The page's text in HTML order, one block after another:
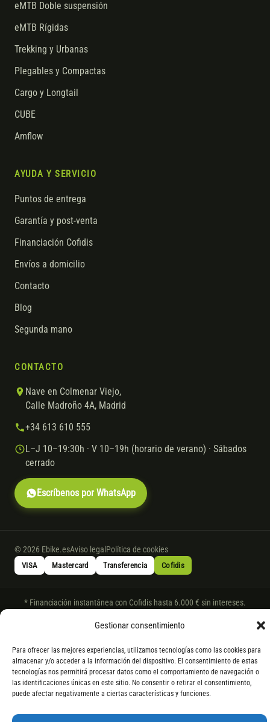
Gestionar consentimiento
Para ofrecer las mejores experiencias, utilizamos tecnologías como las cookies para
almacenar y/o acceder a la información del dispositivo. El consentimiento de estas
tecnologías nos permitirá procesar datos como el comportamiento de navegación o
las identificaciones únicas en este sitio. No consentir o retirar el consentimiento,
puede afectar negativamente a ciertas características y funciones.
eMTB Doble suspensión
eMTB Rígidas
Trekking y Urbanas
Plegables y Compactas
Cargo y Longtail
CUBE
Amflow
AYUDA Y SERVICIO
Puntos de entrega
Garantía y post-venta
Financiación Cofidis
Envíos a domicilio
Contacto
Blog
Segunda mano
CONTACTO
Nave en Colmenar Viejo,
Calle Madroño 4A, Madrid
+34 613 610 555
L–J 10–19:30h · V 10–19h (horario de verano) · Sábados
cerrado
Escríbenos por WhatsApp
© 2026 Ebike.esAviso legal Política de cookies
VISA Mastercard Transferencia Cofidis
* Financiación instantánea con Cofidis hasta 6.000 € sin intereses.
los detalles por WhatsApp.
* Los modelos con entrega inmediata se envían 24 h laborables tras el
pago; los de bajo pedido se confirman con un asesor. Si no fuera posible
servir el producto, se devuelve el importe sin coste. La información de
componentes es orientativa; los fabricantes pueden sustituir elementos